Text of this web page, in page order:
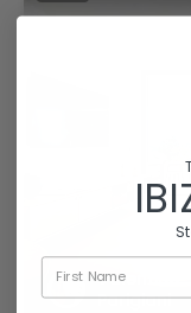
Valentina
Parigiani